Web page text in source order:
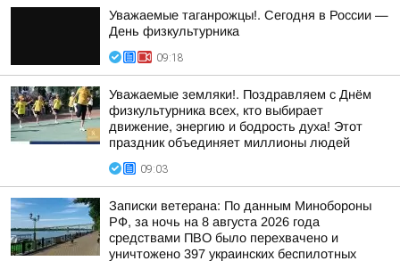
Уважаемые таганрожцы!. Сегодня в России —
День физкультурника
09:18
Уважаемые земляки!. Поздравляем с Днём
физкультурника всех, кто выбирает
движение, энергию и бодрость духа! Этот
праздник объединяет миллионы людей
09:03
Записки ветерана: По данным Минобороны
РФ, за ночь на 8 августа 2026 года
средствами ПВО было перехвачено и
уничтожено 397 украинских беспилотных